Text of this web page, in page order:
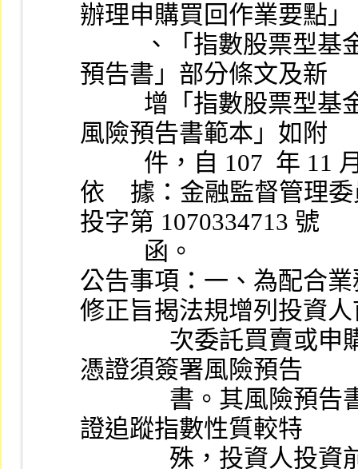
辦理申購買回作業要點」
預告書」部分條文及新
風險預告書範本」如附
件，自 107
依    據：金融監督管理
投字第 1070334713 號
          函。
公告事項：一、為配合
修正旨揭法規增列投資人
憑證須簽署風險預告
證追蹤指數性質較特